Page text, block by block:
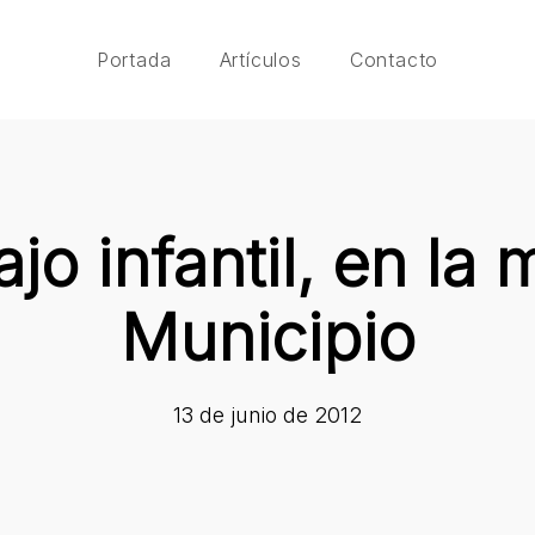
Portada Artículos Contacto
infantil, en la
Municipio
13 de junio de 2012